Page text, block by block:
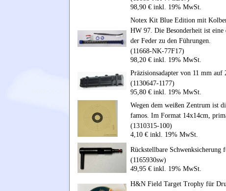
98,90 € inkl. 19% MwSt.
Notex Kit Blue Edition mit
HW 97. Die Besonderheit ist
der Feder zu den Führungen.
(11668-NK-77F17)
98,20 € inkl. 19% MwSt.
Präzisionsadapter von 11 mm auf
(1130647-1177)
95,80 € inkl. 19% MwSt.
Wegen dem weißen Zentrum ist
famos. Im Format 14x14cm,
(1310315-100)
4,10 € inkl. 19% MwSt.
Rückstellbare
(1165930sw)
49,95 € inkl. 19% MwSt.
H&N Field Target Trophy für